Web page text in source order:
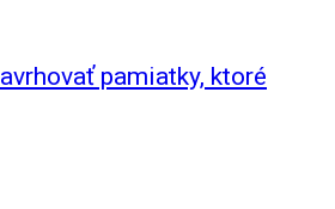
pamiatky, ktoré